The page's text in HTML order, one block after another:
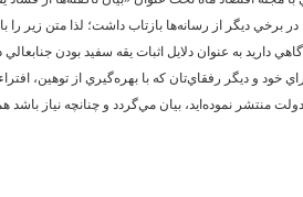
سيستمي و نظام يافته‌ سخن گفته‌ايد که مورخ ‌٥ بهمن ‌١٣٩٠ در برخي ديگر از رسانه‌ها بازتاب
داريد به عنوان دلايل اثبات يقه سفيد بودن
خود و ديگر رفقاي‌تان که با بهره‌گيري از توهين،
منتشر نموده‌ايد، بيان مي‌گردد و چنانچه نياز باشد